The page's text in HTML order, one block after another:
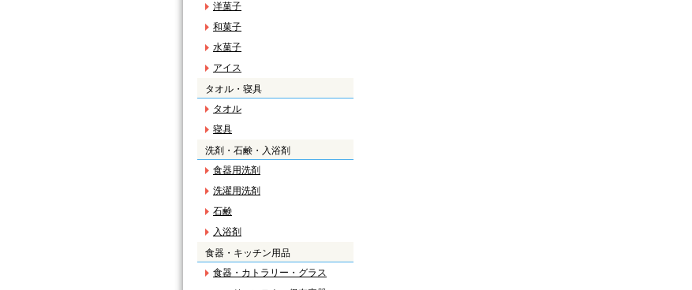
洋菓子
和菓子
水菓子
アイス
タオル・寝具
タオル
寝具
洗剤・石鹸・入浴剤
食器用洗剤
洗濯用洗剤
石鹸
入浴剤
食器・キッチン用品
食器・カトラリー・グラス